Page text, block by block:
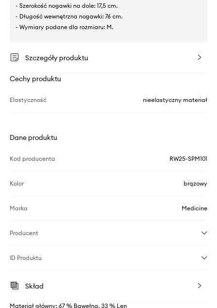
- Szerokość nogawki na dole: 17,5 cm.
- Długość wewnętrzna nogawki: 76 cm.
- Wymiary podane dla rozmiaru: M.
Szczegóły produktu
Cechy produktu
Elastyczność nieelastyczny materiał
Dane produktu
Kod producenta RW25-SPM101
Kolor brązowy
Marka Medicine
Producent
ID Produktu
Skład
Materiał główny: 67 % Bawełna, 33 % Len